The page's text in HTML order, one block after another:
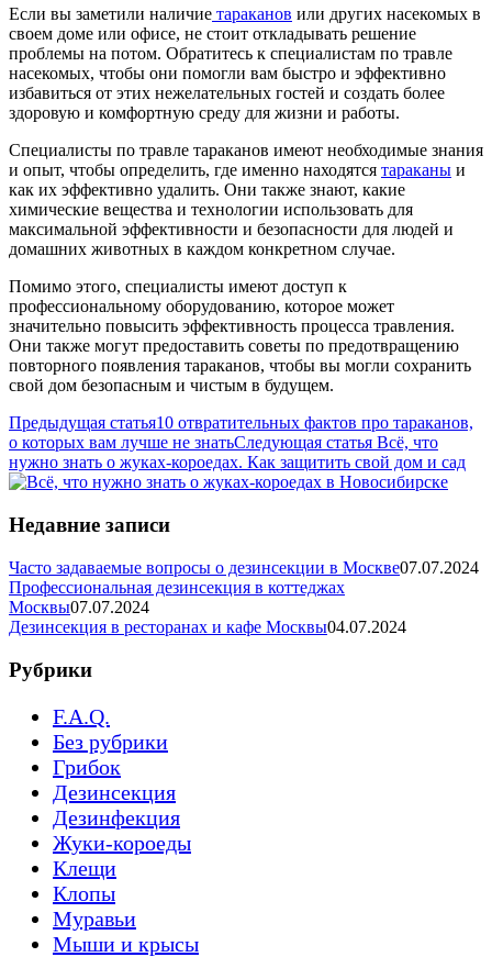
Если вы заметили наличие тараканов или других насекомых в
своем доме или офисе, не стоит откладывать решение
проблемы на потом. Обратитесь к специалистам по травле
насекомых, чтобы они помогли вам быстро и эффективно
избавиться от этих нежелательных гостей и создать более
здоровую и комфортную среду для жизни и работы.
Специалисты по травле тараканов имеют необходимые знания
и опыт, чтобы определить, где именно находятся тараканы и
как их эффективно удалить. Они также знают, какие
химические вещества и технологии использовать для
максимальной эффективности и безопасности для людей и
домашних животных в каждом конкретном случае.
Помимо этого, специалисты имеют доступ к
профессиональному оборудованию, которое может
значительно повысить эффективность процесса травления.
Они также могут предоставить советы по предотвращению
повторного появления тараканов, чтобы вы могли сохранить
свой дом безопасным и чистым в будущем.
Предыдущая статья10 отвратительных фактов про тараканов,
о которых вам лучше не знатьСледующая статья Всё, что
нужно знать о жуках-короедах. Как защитить свой дом и сад
Недавние записи
Часто задаваемые вопросы о дезинсекции в Москве07.07.2024
Профессиональная дезинсекция в коттеджах
Москвы07.07.2024
Дезинсекция в ресторанах и кафе Москвы04.07.2024
Рубрики
F.A.Q.
Без рубрики
Грибок
Дезинсекция
Дезинфекция
Жуки-короеды
Клещи
Клопы
Муравьи
Мыши и крысы